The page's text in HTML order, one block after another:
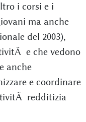
i corsi e i
ma anche
del 2003),
e che vedono
anche
e coordinare
redditizia